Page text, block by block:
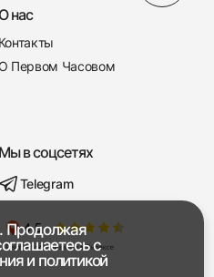
22-37
— 19:00
О нас
Контакты
Первом Часовом
Мы в соцсетях
Telegram
Продолжая
с
и политикой